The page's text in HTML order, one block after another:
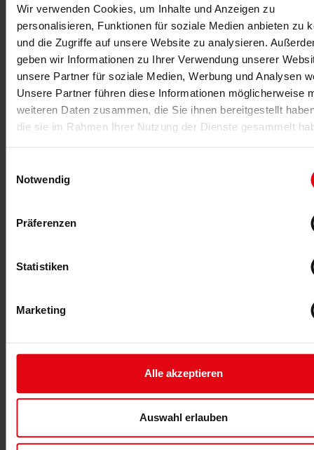
Wir verwenden Cookies, um Inhalte und Anzeigen zu
personalisieren, Funktionen für soziale Medien anbieten zu
und die Zugriffe auf unsere Website zu analysieren.
geben wir Informationen zu Ihrer Verwendung unserer
unsere Partner für soziale Medien, Werbung und Analysen
Unsere Partner führen diese Informationen möglicherweise
weiteren Daten zusammen, die Sie ihnen bereitgestellt
die sie im Rahmen Ihrer Nutzung der Dienste gesammelt
Notwendig
Präferenzen
Statistiken
Marketing
Alle akzeptieren
Auswahl erlauben
Der 'European Health & Fitness Market Report 2023'
liefert aktuelle Branchenzahlen aus dem europäischen
Fitness- und Gesundheitsmarkt.
MEHR >
16.05.2023
miha bodytec bedankt sich für eine erfolgreiche
therapie Leipzig. Machen Sie bei der Cashback Aktion
Rückengesundheit.